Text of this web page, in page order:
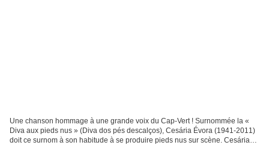
Une chanson hommage à une grande voix du Cap-Vert ! Surnommée la «
Diva aux pieds nus » (Diva dos pés descalços), Cesária Évora (1941-2011)
doit ce surnom à son habitude à se produire pieds nus sur scène. Cesária